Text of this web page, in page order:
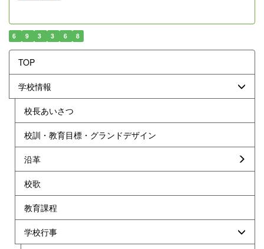
6 9 3 3 6 8
TOP
学校情報
校長あいさつ
校訓・教育目標・グランドデザイン
沿革
校歌
教育課程
学校行事